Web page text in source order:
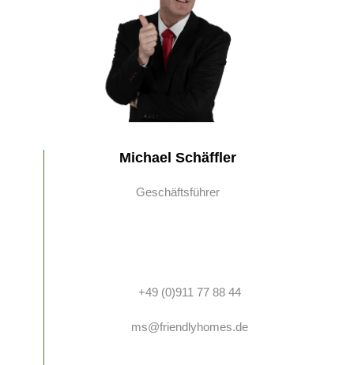
Michael Schäffler
Geschäftsführer
+49 (0)911 77 88 44
ms@friendlyhomes.de